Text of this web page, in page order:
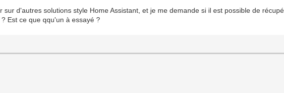
d'autres solutions style Home Assistant, et je me demande si il est possible de
Est ce que qqu'un à essayé ?